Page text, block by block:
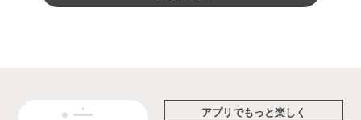
アプリでもっと楽しく